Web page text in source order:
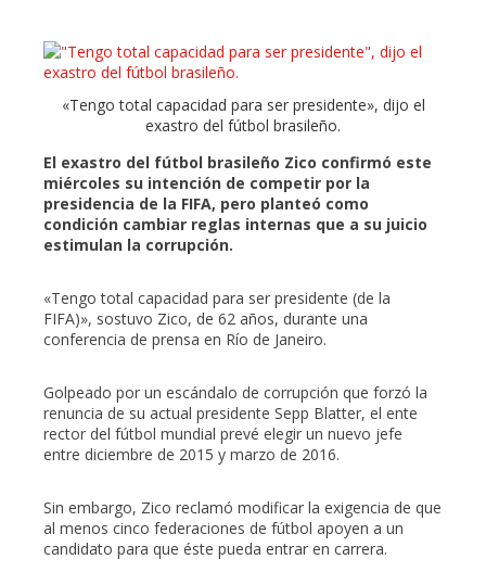
«Tengo total capacidad para ser presidente», dijo el
exastro del fútbol brasileño.
El exastro del fútbol brasileño Zico confirmó este
miércoles su intención de competir por la
presidencia de la FIFA, pero planteó como
condición cambiar reglas internas que a su juicio
estimulan la corrupción.
«Tengo total capacidad para ser presidente (de la
FIFA)», sostuvo Zico, de 62 años, durante una
conferencia de prensa en Río de Janeiro.
Golpeado por un escándalo de corrupción que forzó la
renuncia de su actual presidente Sepp Blatter, el ente
rector del fútbol mundial prevé elegir un nuevo jefe
entre diciembre de 2015 y marzo de 2016.
Sin embargo, Zico reclamó modificar la exigencia de que
al menos cinco federaciones de fútbol apoyen a un
candidato para que éste pueda entrar en carrera.